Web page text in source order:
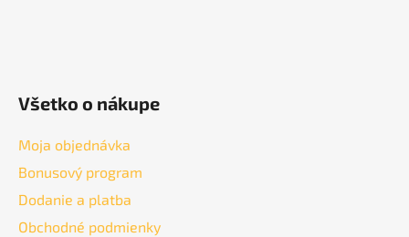
Všetko o nákupe
Moja objednávka
Bonusový program
Dodanie a platba
Obchodné podmienky